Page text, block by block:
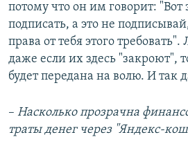
потому что он им говорит:
подписать, а это не
права от тебя этого
даже если их здесь "закроют",
будет передана на волю. И так
–​ Насколько прозрачна
траты денег через "Яндекс-